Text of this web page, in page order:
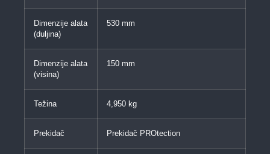
Dimenzije alata
(duljina)
530 mm
Dimenzije alata
(visina)
150 mm
Težina 4,950 kg
Prekidač Prekidač PROtection